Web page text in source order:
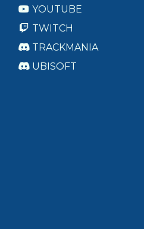
YOUTUBE
TWITCH
TRACKMANIA
UBISOFT